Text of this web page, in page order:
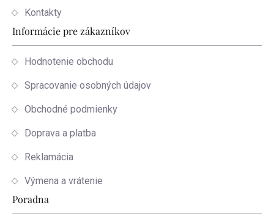
Kontakty
Informácie pre zákazníkov
Hodnotenie obchodu
Spracovanie osobných údajov
Obchodné podmienky
Doprava a platba
Reklamácia
Výmena a vrátenie
Poradna